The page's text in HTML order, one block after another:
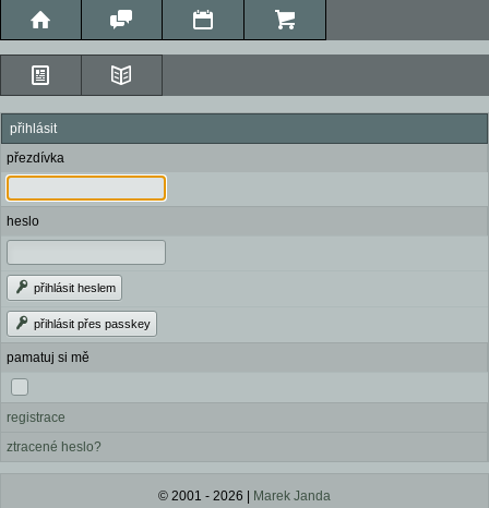
přihlásit
přezdívka
heslo
přihlásit heslem
přihlásit přes passkey
pamatuj si mě
registrace
ztracené heslo?
© 2001 - 2026 | Marek Janda